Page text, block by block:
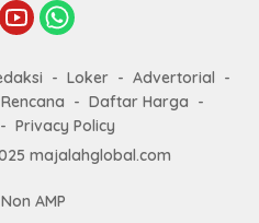
Loker
Advertorial
Daftar Harga
Privacy Policy
majalahglobal.com
AMP